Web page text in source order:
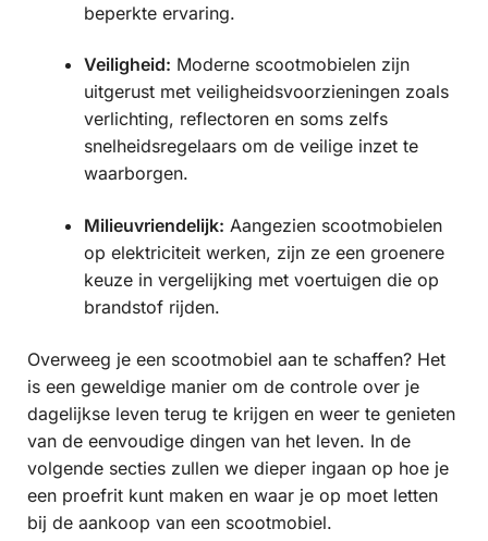
beperkte ervaring.
Veiligheid: Moderne scootmobielen zijn
uitgerust met veiligheidsvoorzieningen zoals
verlichting, reflectoren en soms zelfs
snelheidsregelaars om de veilige inzet te
waarborgen.
Milieuvriendelijk: Aangezien scootmobielen
op elektriciteit werken, zijn ze een groenere
keuze in vergelijking met voertuigen die op
brandstof rijden.
Overweeg je een scootmobiel aan te schaffen? Het
is een geweldige manier om de controle over je
dagelijkse leven terug te krijgen en weer te genieten
van de eenvoudige dingen van het leven. In de
volgende secties zullen we dieper ingaan op hoe je
een proefrit kunt maken en waar je op moet letten
bij de aankoop van een scootmobiel.